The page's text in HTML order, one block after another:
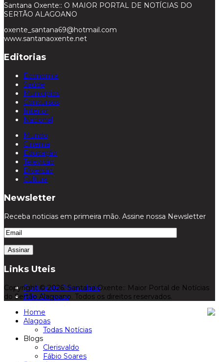
Santana Oxente:: O MAIOR PORTAL DE NOTÍCIAS DO
SERTÃO ALAGOANO
oxente_santana69@hotmail.com
www.santanaoxente.net
Editorias
Economia
Saúde
Municípios
Concursos
Interior
Nacional
Mundo
Cinema
Educação
Televisão
Diversão
Cultura
Newsletter
Receba noticias em primeira mão. Assine nossa Newsletter
Links Uteis
Política de Privacidade
Fale Conosco
Copyright © 2026. Santana Oxente:: Maior Portal de Notícias
do Sertão Alagoano. Todos os direitos reservados.
Home
Alagoas
Todas Notícias
Blogs
Clerisvaldo
Fábio Soares